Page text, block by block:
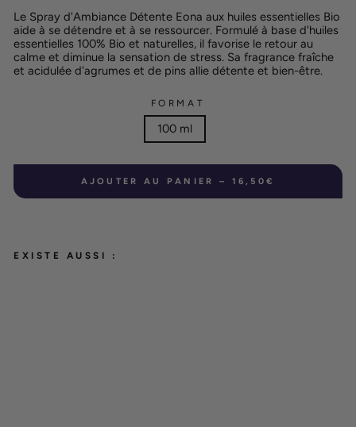
Le Spray d'Ambiance Détente Eona aux huiles essentielles Bio
aide à se détendre et à se ressourcer. Formulé à base d'huiles
essentielles 100% Bio et naturelles, il favorise le retour au
calme et diminue la sensation de stress. Sa fragrance fraîche
et acidulée d'agrumes et de pins allie détente et bien-être.
FORMAT
100 ml
AJOUTER AU PANIER – 16,50€
EXISTE AUSSI :